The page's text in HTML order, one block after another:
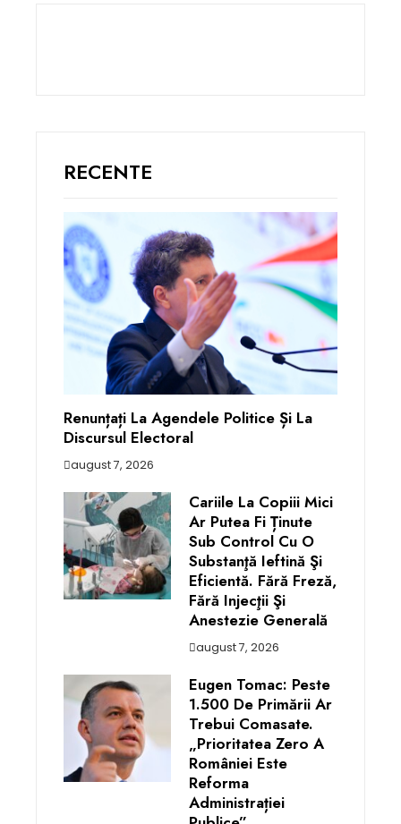
RECENTE
Renunțați La Agendele Politice Și La
Discursul Electoral
august 7, 2026
Cariile La Copiii Mici
Ar Putea Fi Ținute
Sub Control Cu O
Substanţă Ieftină Şi
Eficientă. Fără Freză,
Fără Injecţii Şi
Anestezie Generală
august 7, 2026
Eugen Tomac: Peste
1.500 De Primării Ar
Trebui Comasate.
„Prioritatea Zero A
României Este
Reforma
Administrației